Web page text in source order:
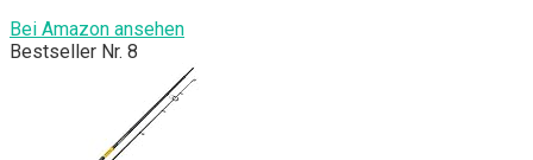
Bei Amazon ansehen
Bestseller Nr. 8